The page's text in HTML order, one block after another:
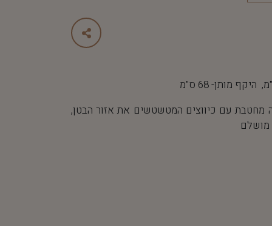
מחטבת עם כיווצים המטשטשים את אזור הבטן,
מושלם